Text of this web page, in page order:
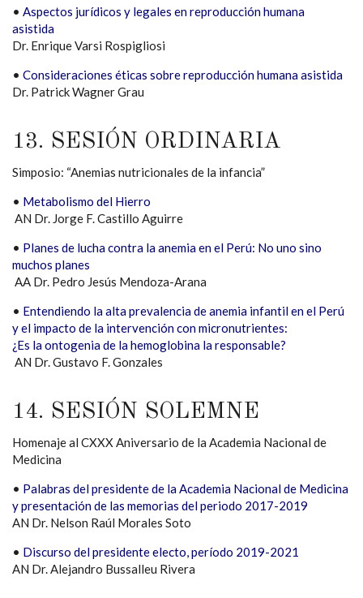
• Aspectos jurídicos y legales en reproducción humana
asistida
Dr. Enrique Varsi Rospigliosi
• Consideraciones éticas sobre reproducción humana asistida
Dr. Patrick Wagner Grau
13. SESIÓN ORDINARIA
Simposio: “Anemias nutricionales de la infancia”
• Metabolismo del Hierro
AN Dr. Jorge F. Castillo Aguirre
• Planes de lucha contra la anemia en el Perú: No uno sino
muchos planes
AA Dr. Pedro Jesús Mendoza-Arana
• Entendiendo la alta prevalencia de anemia infantil en el Perú
y el impacto de la intervención con micronutrientes:
¿Es la ontogenia de la hemoglobina la responsable?
AN Dr. Gustavo F. Gonzales
14. SESIÓN SOLEMNE
Homenaje al CXXX Aniversario de la Academia Nacional de
Medicina
• Palabras del presidente de la Academia Nacional de Medicina
y presentación de las memorias del periodo 2017-2019
AN Dr. Nelson Raúl Morales Soto
• Discurso del presidente electo, período 2019-2021
AN Dr. Alejandro Bussalleu Rivera